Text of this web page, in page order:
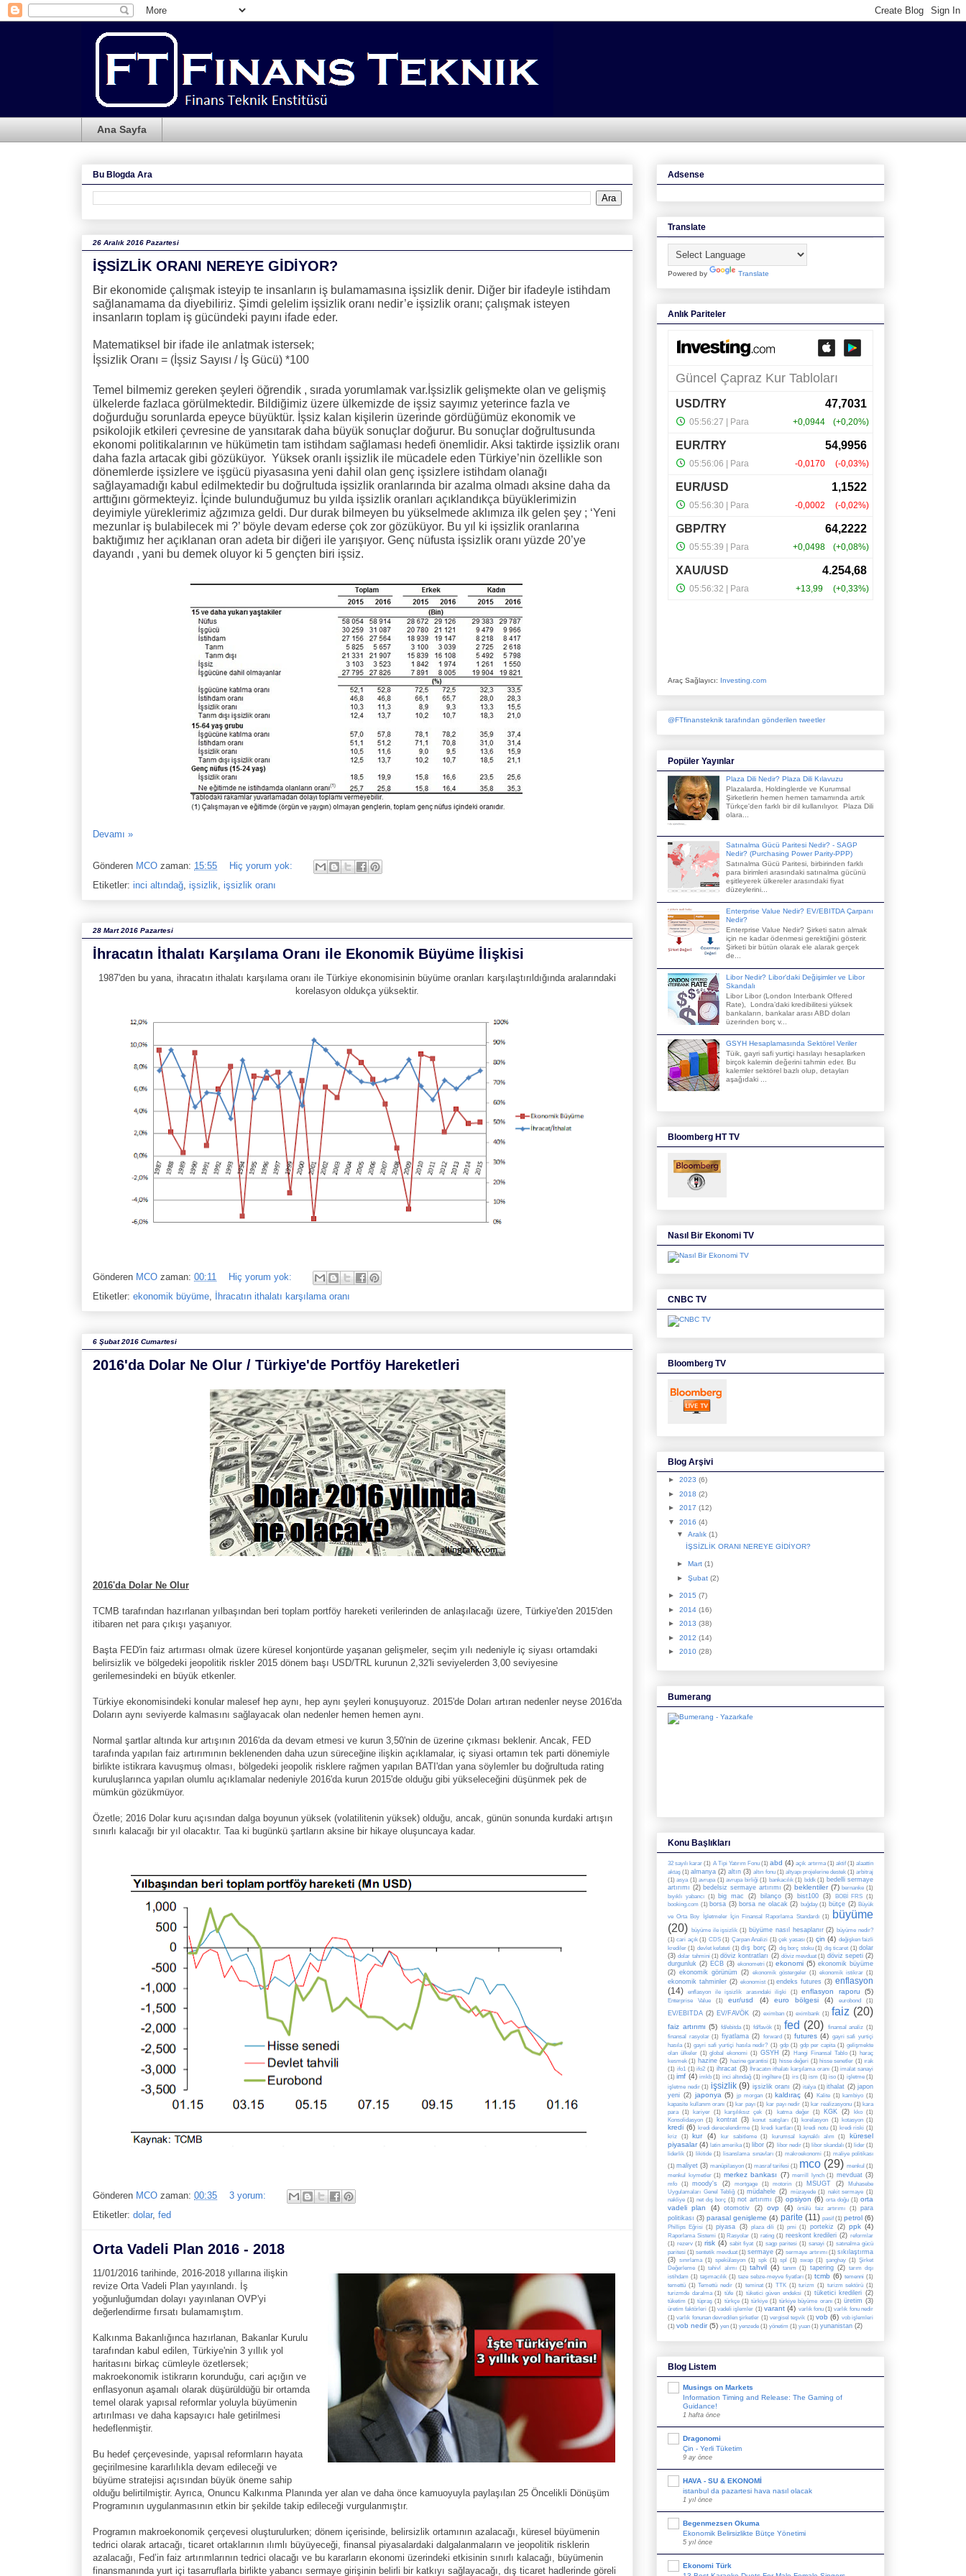
Ana Sayfa
Bu Blogda Ara
26 Aralık 2016 Pazartesi
İŞSİZLİK ORANI NEREYE GİDİYOR?
Bir ekonomide çalışmak isteyip te insanların iş bulamamasına işsizlik denir. Diğer bir ifadeyle istihdam
sağlanamama da diyebiliriz. Şimdi gelelim işsizlik oranı nedir’e işsizlik oranı; çalışmak isteyen
insanların toplam iş gücündeki payını ifade eder.
Matematiksel bir ifade ile anlatmak istersek;
İşsizlik Oranı = (İşsiz Sayısı / İş Gücü) *100
Temel bilmemiz gereken şeyleri öğrendik , sırada yorumlamak var.İşsizlik gelişmekte olan ve gelişmiş
ülkelerde fazlaca görülmektedir. Bildiğimiz üzere ülkemizde de işsiz sayımız yeterince fazla ve
doğurduğu sorunlarda epeyce büyüktür. İşsiz kalan kişilerin üzerinde gördüğümüz ekonomik ve
psikolojik etkileri çevresine de yansıtarak daha büyük sonuçlar doğurur. Bu sonuçlar doğrultusunda
ekonomi politikalarının ve hükümetin tam istihdam sağlaması hedefi önemlidir. Aksi taktirde işsizlik oranı
daha fazla artacak gibi gözüküyor. Yüksek oranlı işsizlik ile mücadele eden Türkiye’nin özellikle son
dönemlerde işsizlere ve işgücü piyasasına yeni dahil olan genç işsizlere istihdam olanağı
sağlayamadığı kabul edilmektedir bu doğrultuda işsizlik oranlarında bir azalma olmadı aksine daha da
arttığını görmekteyiz. İçinde bulunduğumuz bu yılda işsizlik oranları açıklandıkça büyüklerimizin
deyimiyle yüreklerimiz ağzımıza geldi. Dur durak bilmeyen bu yükselmede aklımıza ilk gelen şey ; ‘Yeni
mezunlar iş bulabilecek mi ?’ böyle devam ederse çok zor gözüküyor. Bu yıl ki işsizlik oranlarına
baktığımız her açıklanan oran adeta bir diğeri ile yarışıyor. Genç nüfusta işsizlik oranı yüzde 20’ye
dayandı , yani bu demek oluyor ki 5 gençten biri işsiz.
Devamı »
Gönderen MCO zaman: 15:55
Hiç yorum yok:
Etiketler: inci altındağ işsizlik işsizlik oranı
28 Mart 2016 Pazartesi
İhracatın İthalatı Karşılama Oranı ile Ekonomik Büyüme İlişkisi
1987'den bu yana, ihracatın ithalatı karşılama oranı ile Türkiye ekonomisinin büyüme oranları karşılaştırıldığında aralarındaki
korelasyon oldukça yüksektir.
Gönderen MCO zaman: 00:11
Hiç yorum yok:
Etiketler: ekonomik büyüme İhracatın ithalatı karşılama oranı
6 Şubat 2016 Cumartesi
2016'da Dolar Ne Olur / Türkiye'de Portföy Hareketleri
2016'da Dolar Ne Olur
TCMB tarafından hazırlanan yılbaşından beri toplam portföy hareketi verilerinden de anlaşılacağı üzere, Türkiye'den 2015'den
itibaren net para çıkışı yaşanıyor.
Başta FED'in faiz artırması olmak üzere küresel konjontürde yaşanan gelişmeler, seçim yılı nedeniyle iç siyası ortamdaki
belirsizlik ve bölgedeki jeopolitik riskler 2015 dönem başı USD/TRL kurunun 2,32'li seviyelerden 3,00 seviyesine
gerilemesindeki en büyük etkenler.
Türkiye ekonomisindeki konular malesef hep aynı, hep aynı şeyleri konuşuyoruz. 2015'de Doları artıran nedenler neyse 2016'da
Doların aynı seviyerde kalmasını sağlayacak olan nedenler hemen hemen aynı.
Normal şartlar altında kur artışının 2016'da da devam etmesi ve kurun 3,50'nin de üzerine çıkması beklenir. Ancak, FED
tarafında yapılan faiz artırımının beklenenden daha uzun süreceğine ilişkin açıklamalar, iç siyasi ortamın tek parti dönemiyle
birlikte istikrara kavuşmuş olması, bölgedeki jeopolik risklere rağmen yapılan BATI'dan yana söylemler bu doğrultuda rating
kuruluşlarınca yapılan olumlu açıklamalar nedeniyle 2016'da kurun 2015'de olduğu gibi yükseleceğini düşünmek pek de
mümkün gözükmüyor.
Özetle; 2016 Dolar kuru açısından dalga boyunun yüksek (volatilitenin yüksek) olduğu, ancak, günün sonunda kurdaki artışın
sınırlı kalacağı bir yıl olacaktır. Taa ki bugünkü şartların aksine bir hikaye oluşuncaya kadar.
Gönderen MCO zaman: 00:35
3 yorum:
Etiketler: dolar, fed
Orta Vadeli Plan 2016 - 2018
11/01/2016 tarihinde, 2016-2018 yıllarına ilişkin
revize Orta Vadeli Plan yayınlandı. İş
yoğunluğumdan dolayı yayınlanan OVP'yi
değerlendirme fırsatı bulamamıştım.
Kalkınma Bakanlığınca hazırlanan, Bakanlar Kurulu
tarafından kabul edilen, Türkiye'nin 3 yıllık yol
haritasını birkaç cümleyle özetlersek;
makroekonomik istikrarın korunduğu, cari açığın ve
enflasyonun aşamalı olarak düşürüldüğü bir ortamda
temel olarak yapısal reformlar yoluyla büyümenin
artırılması ve daha kapsayıcı hale getirilmesi
hedeflenmiştir.
Bu hedef çerçevesinde, yapısal reformların hayata
geçirilmesine kararlılıkla devam edileceği ve
büyüme stratejisi açısından büyük öneme sahip
olduğu belirtilmiştir. Ayrıca, Onuncu Kalkınma Planında yer alan ve daha önce kamuoyuyla paylaşılan 25 Öncelikli Dönüşüm
Programının uygulanmasının etkin bir şekilde takip edileceği vurgulanmıştır.
Programın makroekonomik çerçevesi oluşturulurken; dönem içerisinde, belirsizlik ortamının azalacağı, küresel büyümenin
tedrici olarak artacağı, ticaret ortaklarının ılımlı büyüyeceği, finansal piyasalardaki dalgalanmaların ve jeopolitik risklerin
azalacağı, Fed’in faiz artırımlarının tedrici olacağı ve bu kararların ekonomi üzerindeki etkisinin sınırlı kalacağı, büyümenin
finansmanında yurt içi tasarruflarla birlikte yabancı sermaye girişinin belirli bir katkıyı sağlayacağı, dış ticaret hadlerinde göreli
Adsense
Translate
Powered by Translate
Anlık Pariteler
Araç Sağlayıcı: Investing.com
@FTfinansteknik tarafından gönderilen tweetler
Popüler Yayınlar
Plaza Dili Nedir? Plaza Dili Kılavuzu
Plazalarda, Holdinglerde ve Kurumsal
Şirketlerin hemen hemen tamamında artık
Türkçe'den farklı bir dil kullanılıyor. Plaza Dili
olara...
Satınalma Gücü Paritesi Nedir? - SAGP
Nedir? (Purchasing Power Parity-PPP)
Satınalma Gücü Paritesi, birbirinden farklı
para birimleri arasındaki satınalma gücünü
eşitleyerek ülkereler arasındaki fiyat
düzeylerini...
Enterprise Value Nedir? EV/EBITDA Çarpanı
Nedir?
Enterprise Value Nedir? Şirketi satın almak
için ne kadar ödenmesi gerektiğini gösterir.
Şirketi bir bütün olarak ele alarak gerçek
de...
Libor Nedir? Libor'daki Değişimler ve Libor
Skandalı
Libor Libor (London Interbank Offered
Rate), Londra’daki kredibilitesi yüksek
bankaların, bankalar arası ABD doları
üzerinden borç v...
GSYH Hesaplamasında Sektörel Veriler
Tüik, gayri safi yurtiçi hasılayı hesaplarken
birçok kalemin değerini tahmin eder. Bu
kalemler sektörel bazlı olup, detayları
aşağıdaki ...
Bloomberg HT TV
Nasıl Bir Ekonomi TV
CNBC TV
Bloomberg TV
Blog Arşivi
► 2023 (6)
► 2018 (2)
► 2017 (12)
▼ 2016 (4)
▼ Aralık (1)
İŞSİZLİK ORANI NEREYE GİDİYOR?
► Mart (1)
► Şubat (2)
► 2015 (7)
► 2014 (16)
► 2013 (38)
► 2012 (14)
► 2010 (28)
Bumerang
Konu Başlıkları
32 sayılı karar (1) A Tipi Yatırım Fonu (1) abd (4) açık artırma (1) aktif (1) alaattin
aktaş (1) almanya (2) altın (3) altın fonu (1) altyapı projelerine destek (1) arbitraj
(1) asya (1) avrupa (1) avrupa birliği (1) bankacılık (1) bddk (1) bedelli sermaye
artırımı (2) bedelsiz sermaye artırımı (2) beklentiler (7) bernanke (1)
bıyıklı yabancı (1) big mac (2) bilanço (3) bist100 (3) BOBİ FRS (1)
booking.com (1) borsa (3) borsa ne olacak (2) buğday (1) bütçe (2) Büyük
ve Orta Boy İşletmeler İçin Finansal Raporlama Standardı (1)
büyüme
(20)
büyüme ile işsizlik (1) büyüme nasıl hesaplanır (2) büyüme nedir?
(1) cari açık (1) CDS (1) Çarpan Analizi (1) çek yasası (1) çin (4) değişken faizli
krediler (1) devlet kefateti (1) dış borç (2) dış borç stoku (1) dış ticaret (1) dolar
(3) dolar tahmini (1) döviz kontratları (2) döviz mevduat (1) döviz sepeti (2)
durgunluk (2) ECB (3) ekonometri (1) ekonomi (5) ekonomik büyüme
(2) ekonomik görünüm (2) ekonomik göstergeler (1) ekonomik istikrar (1)
ekonomik tahminler (2) ekonomist (1) endeks futures (3) enflasyon
(14)
enflasyon ile işsizlik arasındaki ilişki (1) enflasyon raporu (5)
Enterprise Value (1) eur/usd (4) euro bölgesi (4) eurobond (1)
EV/EBITDA (2) EV/FAVÖK (2) eximban (1) eximbank (1) faiz (20)
faiz artırımı (5) fd/ebitda (1) fd/favök (1) fed (20) finansal analiz (1)
finansal rasyolar (1) fiyatlama (2) forward (1) futures (4) gayri safi yurtiçi
hasıla (1) gayri safi yurtiçi hasıla nedir? (1) gdp (1) gdp per capita (1) gelişmekte
olan ülkeler (1) global ekonomi (1) GSYH (2) Hangi Finansal Tablo (1)
haraç
kesmek (1) hazine (2) hazine garantisi (1) hisse değeri (1) hisse senetler (1) ırak
(1) ifo1 (1) ifo2 (1) ihracat (3) İhracatın ithalatı karşılama oranı (1) imalat sanayi
(1) imf (4) imkb (1) inci altındağ (1) ingiltere (1) irs (1) ism (1) iso (1) işletme (1)
işletme nedir (1) işsizlik (9) işsizlik oranı (2) italya (1) ithalat (2) japon
yeni (2) japonya (5) jp morgan (1) kaldıraç (4) Kalite (1) kambiyo (1)
kapasite kullanım oranı (1) kar payı (1) kar payı nedir (1) kar realizasyonu (1) kara
para (1) kariyer (1) karşılıksız çek (1) katma değer (1) KGK (2) kko (1)
Konsolidasyon (1) kontrat (3) konut satışları (1) korelasyon (1) kotasyon (1)
kredi (6) kredi derecelendirme (1) kredi kartları (1) kredi notu (1) kredi riski (1)
kriz
(1) kur (4) kur sabitleme (1) kurumsal kaynaklı alım (1)
küresel
piyasalar (4) latin amerika (1) libor (2) libor nedir (1) libor skandalı (1) lider (1)
liderlik (1) likitide (1) lisanslama sınavları (1) makroekonomi (1) maliye politikası
(1) maliyet (3) manüpilasyon (1) masraf tarifesi (1) mco (29) menkul (1)
menkul kıymetler (1) merkez bankası (7) merrill lynch (1) mevduat (3)
mfo (1) moody's (2) mortgage (1) motorin (1) MSUGT (2)
Muhasebe
Uygulamaları Genel Tebliğ (1) müdahele (2) müzayede (1) nakit sermaye (1)
nakliye (1) net dış borç (1) not artırımı (3) opsiyon (6) orta doğu (1) orta
vadeli plan
(4) otomotiv (2) ovp (4) örtülü faiz artırımı (1)
para
politikası (3) parasal genişleme (4) parite (11) pasif (1) petrol (6)
Phillips Eğrisi (1) piyasa (3) plaza dili (1) pmi (1) portekiz (2) ppk (4)
Raporlama Sistemi (1) Rasyolar (1) rating (1) reeskont kredileri (2) reformlar
(1) rezerv (1) risk (4) sabit fiyat (1) sagp paritesi (1) sanayi (1) satınalma gücü
paritesi (1) sentetik mevduat (1) sermaye (2) sermaye artırımı (1) sıkılaştırma
(3) sınırlama (1) spekülasyon (1) spk (1) spl (1) swap (1) şanghay (1) Şirket
Değerleme (1) tahivl alımı (1) tahvil (4) tanım (1) tapering (2) tarım dışı
istihdam (1) taşımacılık (1) taze sebze-meyve fiyatları (1) tcmb (6) temenni (1)
temettü (1) Temettü nedir (1) teminat (1) TTK (1) turizm (1) turizm sektörü (1)
turizmde daralma (1) tüfe (1) tüketici güven endeksi (1) tüketici kredileri (2)
tüketim (1) tüpraş (1) türkçe (1) türkiye (1) türkiye büyüme oranı (1) üretim (3)
üretim faktörleri (1) vadeli işlemler (1) varant (4) varlık fonu (1) varlık fonu nedir
(1) varlık fonunan devredilen şirketler (1) vergisel teşvik (1) vob (6) vob işlemleri
(1) vob nedir (5) yen (1) yenzede (1) yönetim (1) yuan (1) yunanistan (2)
Blog Listem
Musings on Markets
Information Timing and Release: The Gaming of
Guidance!
1 hafta önce
Dragonomi
Çin - Yerli Tüketim
9 ay önce
HAVA - SU & EKONOMİ
istanbul da pazartesi hava nasıl olacak
1 yıl önce
Begenmezsen Okuma
Ekonomik Belirsizlikte Bütçe Yönetimi
5 yıl önce
Ekonomi Türk